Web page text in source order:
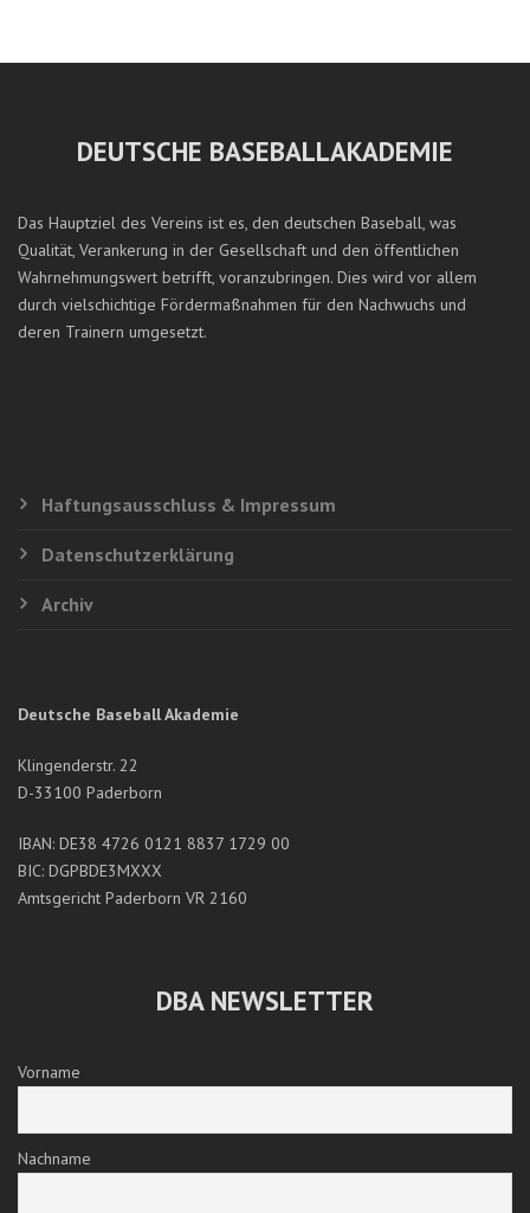
DEUTSCHE BASEBALLAKADEMIE
Das Hauptziel des Vereins ist es, den deutschen Baseball, was
Qualität, Verankerung in der Gesellschaft und den öffentlichen
Wahrnehmungswert betrifft, voranzubringen. Dies wird vor allem
durch vielschichtige Fördermaßnahmen für den Nachwuchs und
deren Trainern umgesetzt.
Haftungsausschluss & Impressum
Datenschutzerklärung
Archiv
Deutsche Baseball Akademie
Klingenderstr. 22
D-33100 Paderborn
IBAN: DE38 4726 0121 8837 1729 00
BIC: DGPBDE3MXXX
Amtsgericht Paderborn VR 2160
DBA NEWSLETTER
Vorname
Nachname